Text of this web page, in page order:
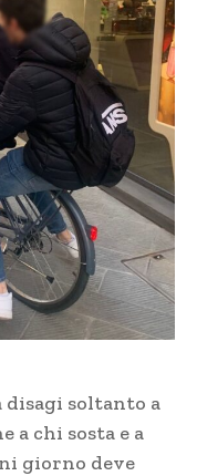
disagi soltanto a
a chi sosta e a
giorno deve